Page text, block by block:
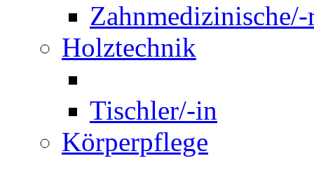
Holztechnik
Tischler/-in
Körperpflege